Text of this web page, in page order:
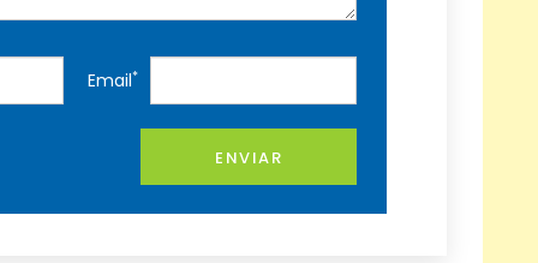
Email*
ENVIAR